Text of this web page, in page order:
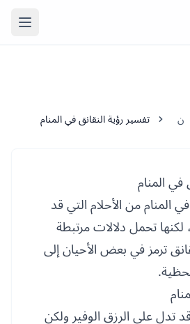
فتح
ن تفسير رؤية النقانق في المنام
في المنام
المنام من الأحلام التي قد
لكنها تحمل دلالات مرتبطة
ترمز في بعض الأحيان إلى
تدل على الرزق الوفير ولكن